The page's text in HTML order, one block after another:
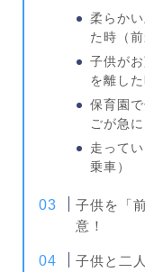
柔らか
た時（前
子供が
を離し
保育園
ごが急
走って
乗車）
子供を「
意！
子供と二